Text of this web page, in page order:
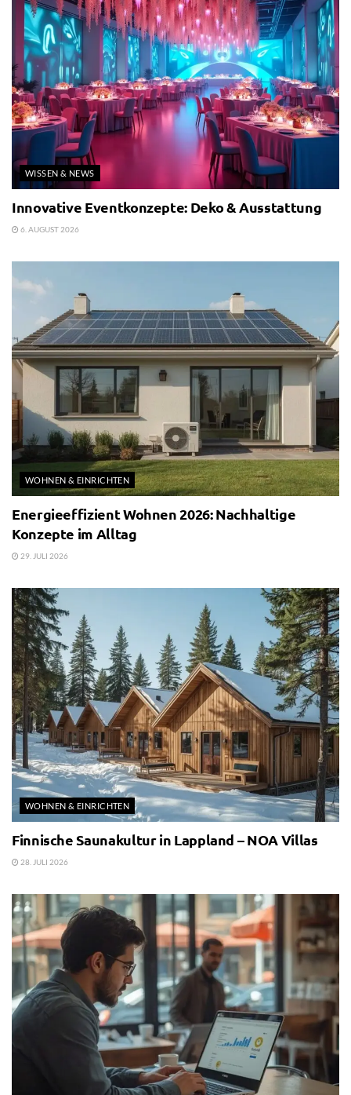
WISSEN & NEWS
Innovative Eventkonzepte: Deko & Ausstattung
6. AUGUST 2026
WOHNEN & EINRICHTEN
Energieeffizient Wohnen 2026: Nachhaltige
Konzepte im Alltag
29. JULI 2026
WOHNEN & EINRICHTEN
Finnische Saunakultur in Lappland – NOA Villas
28. JULI 2026